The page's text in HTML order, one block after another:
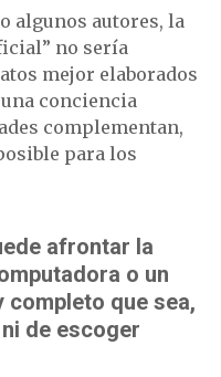
algunos autores, la
no sería
mejor elaborados
conciencia
complementan,
para los
afrontar la
o un
que sea,
de escoger